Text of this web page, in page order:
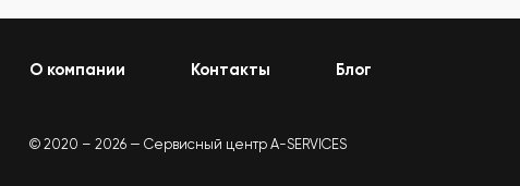
О компании Контакты Блог
© 2020 – 2026 — Сервисный центр A-SERVICES